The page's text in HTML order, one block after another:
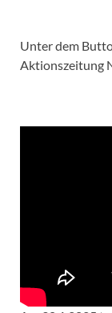
Unter dem
Aktionszeitung